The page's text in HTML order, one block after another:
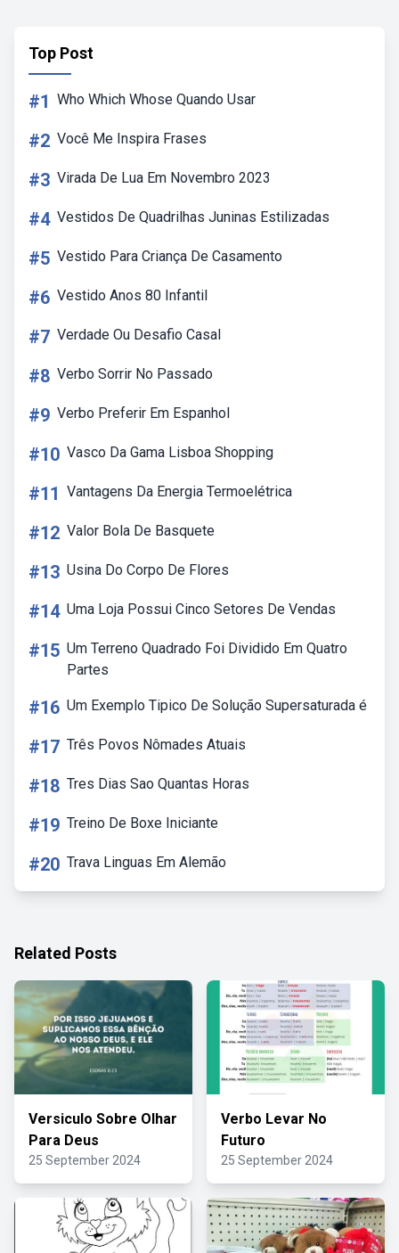
Top Post
#1 Who Which Whose Quando Usar
#2 Você Me Inspira Frases
#3 Virada De Lua Em Novembro 2023
#4 Vestidos De Quadrilhas Juninas Estilizadas
#5 Vestido Para Criança De Casamento
#6 Vestido Anos 80 Infantil
#7 Verdade Ou Desafio Casal
#8 Verbo Sorrir No Passado
#9 Verbo Preferir Em Espanhol
#10 Vasco Da Gama Lisboa Shopping
#11 Vantagens Da Energia Termoelétrica
#12 Valor Bola De Basquete
#13 Usina Do Corpo De Flores
#14 Uma Loja Possui Cinco Setores De Vendas
#15 Um Terreno Quadrado Foi Dividido Em Quatro
Partes
#16 Um Exemplo Tipico De Solução Supersaturada é
#17 Três Povos Nômades Atuais
#18 Tres Dias Sao Quantas Horas
#19 Treino De Boxe Iniciante
#20 Trava Linguas Em Alemão
Related Posts
Versiculo Sobre Olhar
Para Deus
25 September 2024
Verbo Levar No
Futuro
25 September 2024